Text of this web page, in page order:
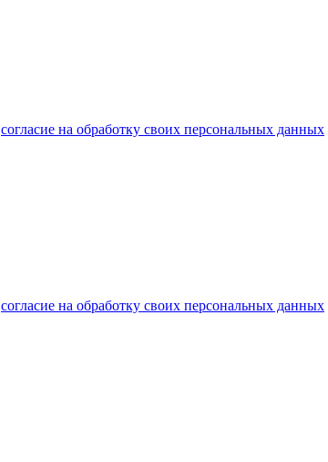
согласие на обработку своих персональных данных
согласие на обработку своих персональных данных